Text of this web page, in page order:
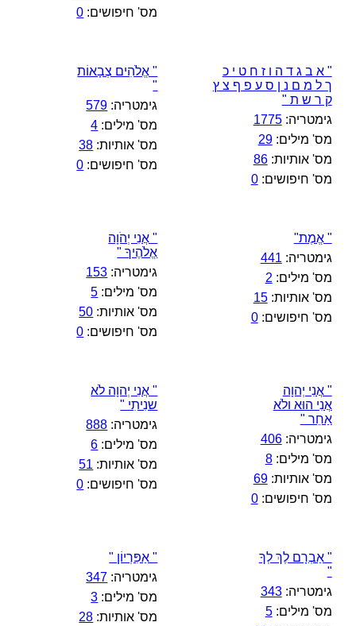
מס' חיפושים: 0
" א ב ג ד ה ו ז ח ט י כ
ך ל מ ם נ ן ס ע פ ף צ ץ
ק ר ש ת "
גימטריה:1775
מס' מילים:29
מס' אותיות:86
מס' חיפושים:0
" אֱלֹהִים צְבָאוֹת
"
גימטריה: 579
מס' מילים: 4
מס' אותיות: 38
מס' חיפושים: 0
" אֱמֶת"
גימטריה: 441
מס' מילים: 2
מס' אותיות:15
מס' חיפושים:0
" אֲנִי יְהֹוָה
אֱלֹהֶיךָ "
גימטריה: 153
מס' מילים: 5
מס' אותיות: 50
מס' חיפושים: 0
" אֲנִי יְהוָה
אֲנִי הוּא ולֹא
אַחֵר "
גימטריה:406
מס' מילים:8
מס' אותיות:69
מס' חיפושים:0
" אֲנִי יְהוָה לֹא
שנִיתִי "
גימטריה: 888
מס' מילים: 6
מס' אותיות: 51
מס' חיפושים: 0
" אַבְרָם לֶךְ לְךָ
"
גימטריה:343
מס' מילים:5
" אַפִּרְיוֹן "
גימטריה: 347
מס' מילים: 3
מס' אותיות: 28